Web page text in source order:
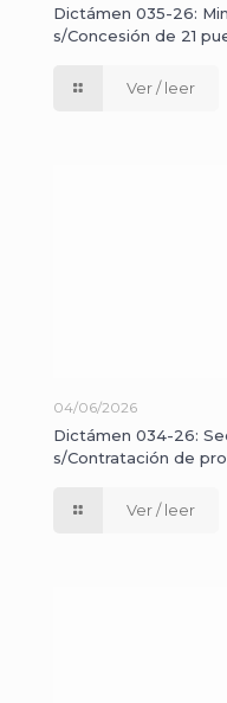
Dictámen 035-26:
s/Concesión de 21
Ver / leer
04/06/2026
Dictámen 034-26:
s/Contratación de
Ver / leer